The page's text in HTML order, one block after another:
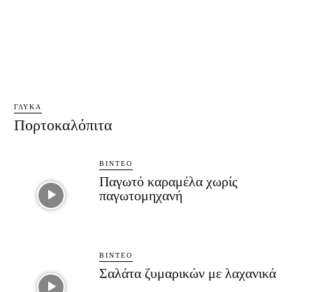
ΓΛΥΚΆ
Πορτοκαλόπιτα
ΒΊΝΤΕΟ
Παγωτό καραμέλα χωρίς
παγωτομηχανή
ΒΊΝΤΕΟ
Σαλάτα ζυμαρικών με λαχανικά